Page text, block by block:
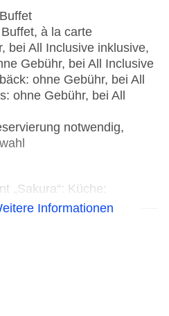
à la carte
bei All Inclusive inklusive,
Gebühr, bei All Inclusive
ohne Gebühr, bei All
ohne Gebühr, bei All
notwendig,
„Sakura“: Küche:
Teppanyaki,
vegane Gerichte:
Informationen